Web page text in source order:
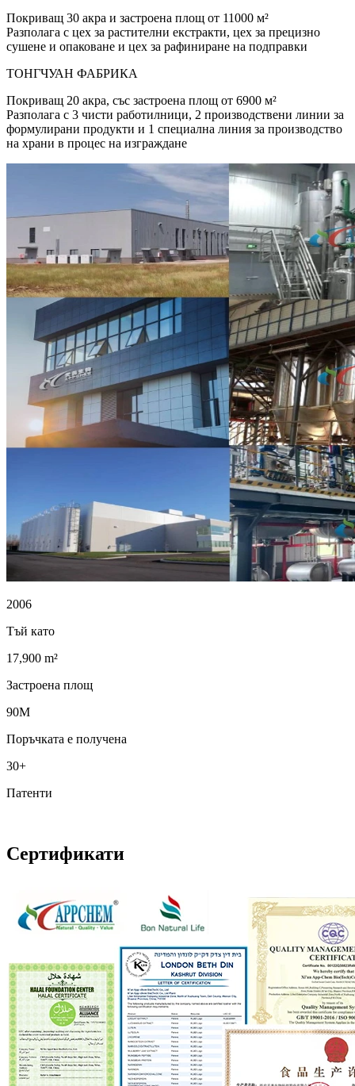
Покриващ 30 акра и застроена площ от 11000 м²
Разполага с цех за растителни екстракти, цех за прецизно
сушене и опаковане и цех за рафиниране на подправки
ТОНГЧУАН ФАБРИКА
Покриващ 20 акра, със застроена площ от 6900 м²
Разполага с 3 чисти работилници, 2 производствени линии за
формулирани продукти и 1 специална линия за производство
на храни в процес на изграждане
2006
Тъй като
17,900 m²
Застроена площ
90M
Поръчката е получена
30+
Патенти
Сертификати